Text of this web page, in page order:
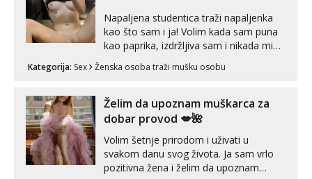
Napaljena studentica traži napaljenka
kao što sam i ja! Volim kada sam puna
kao paprika, izdržljiva sam i nikada mi
puta dnevno bilo kad i bilo gdje zato se
link ispod i nadji me tamo, cekam te!
Kategorija: Sex Ženska osoba traži mušku osobu
Želim da upoznam muškarca za
dobar provod 💋🌺
Volim šetnje prirodom i uživati u
svakom danu svog života. Ja sam vrlo
pozitivna žena i želim da upoznam